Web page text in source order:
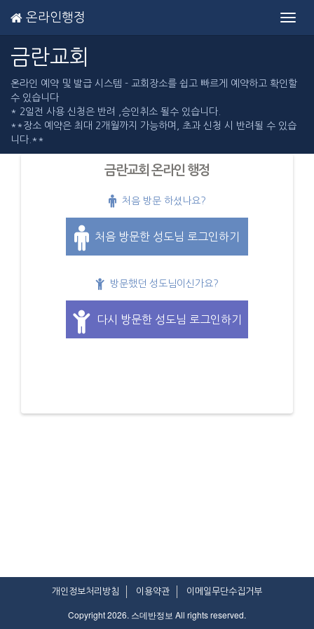
온라인행정
금란교회
온라인 예약 및 발급 시스템 - 교회장소를 쉽고 빠르게 예약하고 확인할
수 있습니다
* 2일전 사용 신청은 반려 ,승인취소 될수 있습니다.
**장소 예약은 최대 2개월까지 가능하며, 초과 신청 시 반려될 수 있습
니다.**
금란교회 온라인 행정
처음 방문 하셨나요?
처음 방문한 성도님 로그인하기
방문했던 성도님이신가요?
다시 방문한 성도님 로그인하기
개인정보처리방침 이용약관 이메일무단수집거부
Copyright 2026. 스데반정보 All rights reserved.